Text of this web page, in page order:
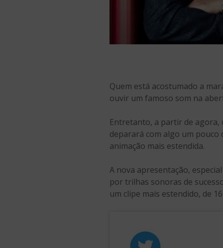
Quem está acostumado a
ouvir um famoso som na
Entretanto, a partir de agora,
deparará com algo um
animação mais estendida.
A nova apresentação,
por trilhas sonoras de
um clipe mais estendido, de